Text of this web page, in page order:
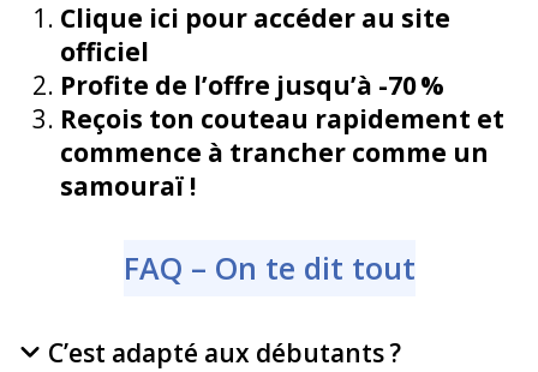
Clique ici pour accéder au site
officiel
Profite de l’offre jusqu’à -70 %
Reçois ton couteau rapidement et
commence à trancher comme un
samouraï !
FAQ – On te dit tout
C’est adapté aux débutants ?